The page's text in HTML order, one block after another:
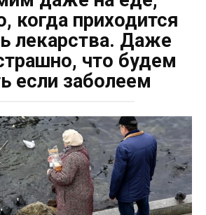
когда приходится
лекарства. Даже
что будем
если заболеем